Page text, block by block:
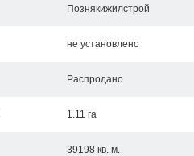
Познякижилстрой
не установлено
Распродано
1.11 га
39198 кв. м.